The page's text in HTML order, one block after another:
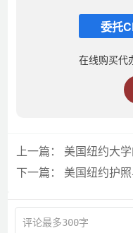
委托
在线购买代
上一篇：
美国纽约大
下一篇：
美国纽约护